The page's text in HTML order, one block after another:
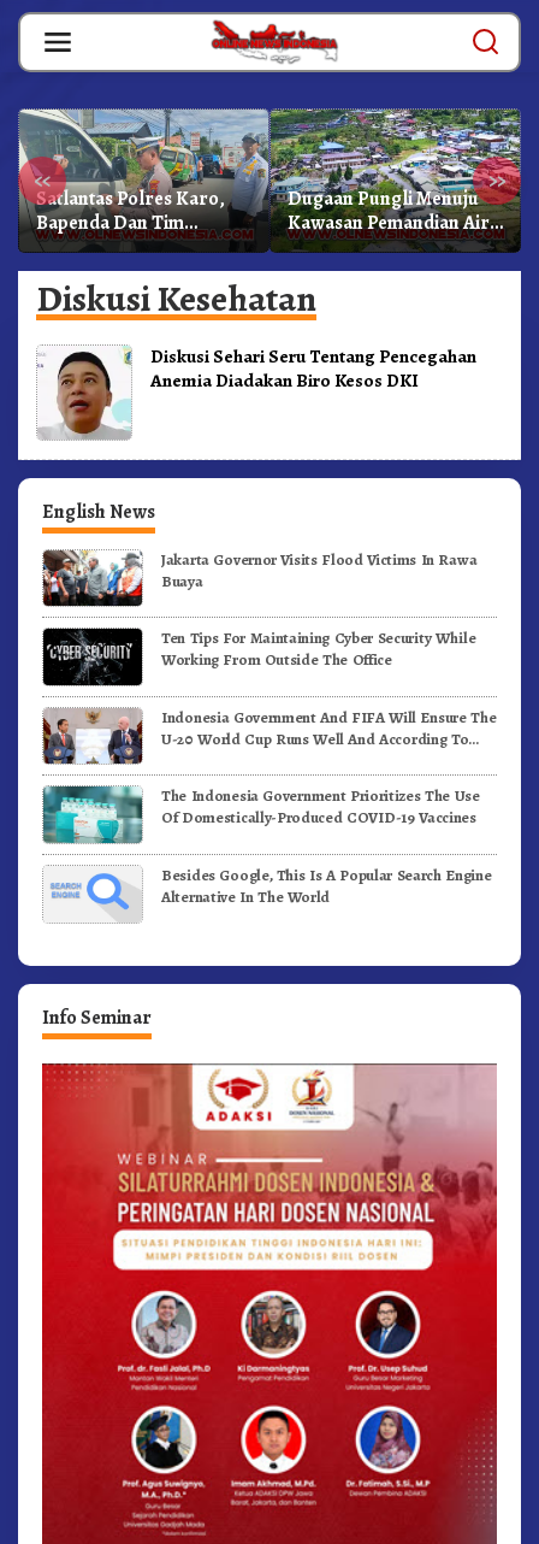
Skip
content
« »
Satlantas Polres Karo,
Bapenda Dan Tim
Lainnya Gelar Oprasi
Sadar Pajak Kenderaan
Dugaan Pungli Menuju
Kawasan Pemandian Air
Panas Semangat Gunung
– Doulu Foto Dan
Videokan!
Diskusi Kesehatan
Diskusi Sehari Seru Tentang Pencegahan
Anemia Diadakan Biro Kesos DKI
English News
Jakarta Governor Visits Flood Victims In Rawa
Buaya
Ten Tips For Maintaining Cyber Security While
Working From Outside The Office
Indonesia Government And FIFA Will Ensure The
U-20 World Cup Runs Well And According To
The Indonesia Government Prioritizes The Use
Of Domestically-Produced COVID-19 Vaccines
Besides Google, This Is A Popular Search Engine
Alternative In The World
Info Seminar